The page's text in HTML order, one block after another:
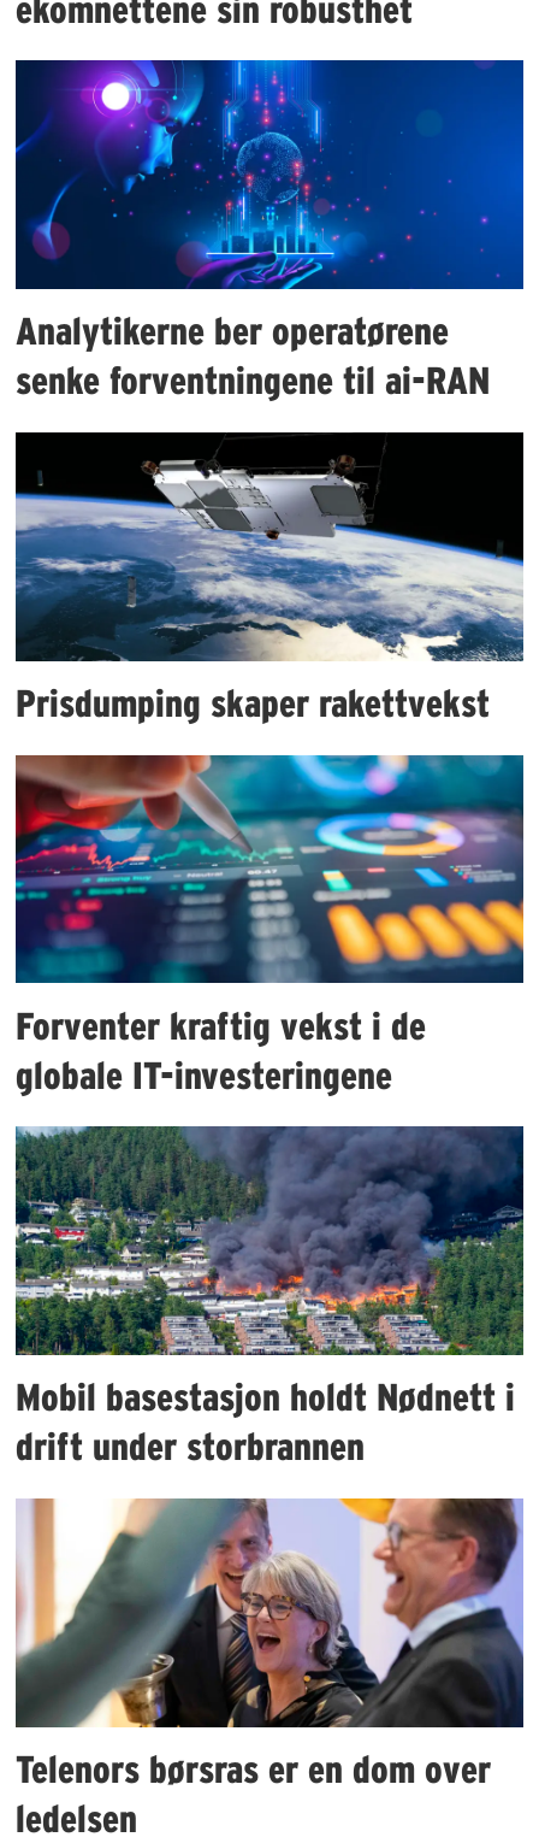
ekomnettene sin robusthet
Analytikerne ber operatørene
senke forventningene til ai-RAN
Prisdumping skaper rakettvekst
Forventer kraftig vekst i de
globale IT-investeringene
Mobil basestasjon holdt Nødnett i
drift under storbrannen
Telenors børsras er en dom over
ledelsen